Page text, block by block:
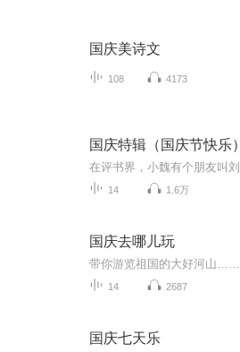
国庆美诗文
108 4173
国庆特辑（国庆节快乐）
14 1.6万
国庆去哪儿玩
带你游览祖国的大好河山……
14 2687
国庆七天乐